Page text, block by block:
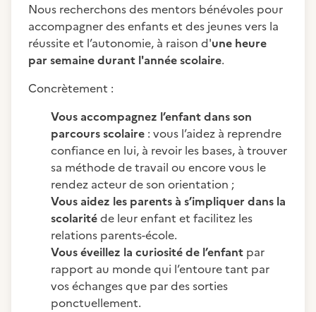
Nous recherchons des mentors bénévoles pour
accompagner des enfants et des jeunes vers la
réussite et l’autonomie, à raison d'une heure
par semaine durant l'année scolaire.
Concrètement :
Vous accompagnez l’enfant dans son
parcours scolaire : vous l’aidez à reprendre
confiance en lui, à revoir les bases, à trouver
sa méthode de travail ou encore vous le
rendez acteur de son orientation ;
Vous aidez les parents à s’impliquer dans la
scolaritéde leur enfant et facilitez les
relations parents-école.
Vous éveillez la curiosité de l’enfant par
rapport au monde qui l’entoure tant par
vos échanges que par des sorties
ponctuellement.